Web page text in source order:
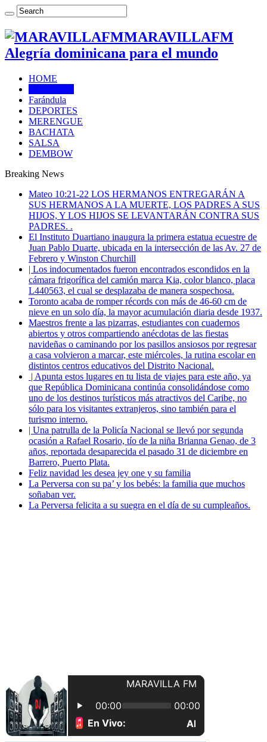
MARAVILLAFM
Alegría dominicana para el mundo
HOME
Farándula
DEPORTES
MERENGUE
BACHATA
SALSA
DEMBOW
Breaking News
Mateo 10:21-22 LOS HERMANOS ENTREGARÁN A
SUS HERMANOS A LA MUERTE, LOS PADRES A SUS
HIJOS, Y LOS HIJOS SE LEVANTARÁN CONTRA SUS
PADRES. .
El Instituto Duartiano inaugura la primera estatua ecuestre de
Juan Pablo Duarte, ubicada en la intersección de las Av. 27 de
Febrero y Winston Churchill
| Los indocumentados fueron encontrados escondidos en la
cámara frigorífica del camión marca Kia, color blanco, placa
L440563, el cual se desplazaba de manera sospechosa.
Toronto acaba de romper récords con más de 46-60 cm de
nieve en un solo día, la mayor acumulación diaria desde 1937.
Maestros frente a las pizarras, estudiantes con cuadernos
abiertos y otros compartiendo anécdotas de las fiestas
navideñas o caminando por los pasillos ansiosos por regresar
a casa volvieron a marcar, este miércoles, la rutina escolar en
distintos centros educativos del Distrito Nacional.
| Apunta estos lugares en tu lista de viajes para este año, ya
que República Dominicana continúa consolidándose como
uno de los destinos turísticos más atractivos del Caribe, no
sólo para los visitantes extranjeros, sino también para el
turismo interno.
| Una patrulla de la Policía Nacional se llevó por segunda
ocasión a Rafael Rosario, tío de la niña Brianna Genao, de 3
años, reportada desaparecida el pasado 31 de diciembre en
Barrero, Puerto Plata.
Feliz navidad les desea jey one y su familia
La Perversa con su pa’ y los bebés: la familia que muchos
soñaban ver.
La Perversa felicita a su suegra en el día de su cumpleaños.